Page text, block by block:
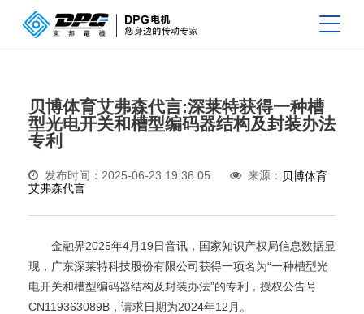
贝博体育艾弗森代言:深莱特获得一种槽
型光电开关和槽型编码器结构及封装办法
专利
发布时间：2025-06-23 19:36:05 来源： 贝博体育
艾弗森代言
金融界2025年4月19日音讯，国家知识产权局信息数据显
现，广东深莱特科技股份有限公司获得一项名为“一种槽型光
电开关和槽型编码器结构及封装办法”的专利，授权公告号
CN119363089B，请求日期为2024年12月。